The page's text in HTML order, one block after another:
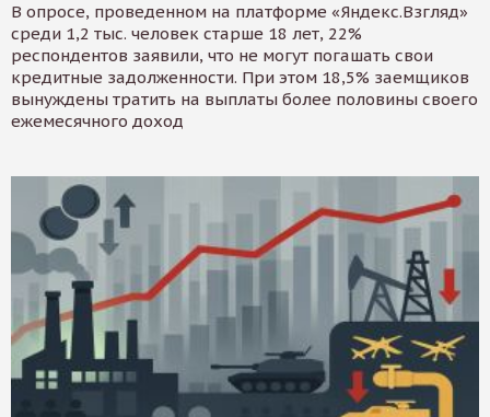
В опросе, проведенном на платформе «Яндекс.Взгляд»
среди 1,2 тыс. человек старше 18 лет, 22%
респондентов заявили, что не могут погашать свои
кредитные задолженности. При этом 18,5% заемщиков
вынуждены тратить на выплаты более половины своего
ежемесячного доход